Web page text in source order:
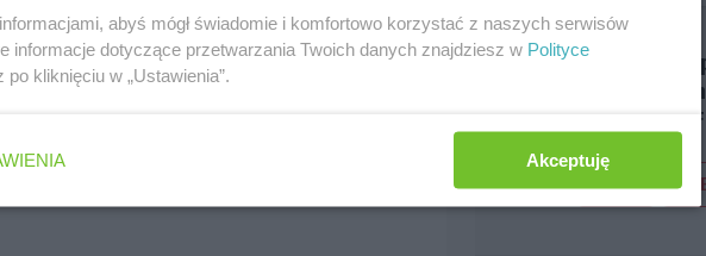
Czy uważasz, że
wakacyjna
miejsce w
TAK
abyś mógł świadomie i komfortowo korzystać z naszych serwisów
informacje dotyczące przetwarzania Twoich danych znajdziesz w Polityce
po kliknięciu w „Ustawienia”.
Akceptuję